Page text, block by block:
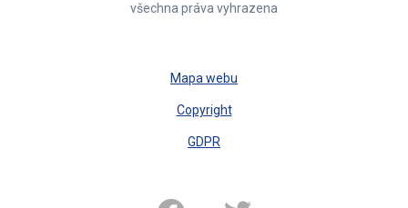
všechna práva vyhrazena
Mapa webu
Copyright
GDPR